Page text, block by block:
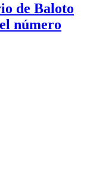
de Baloto
número